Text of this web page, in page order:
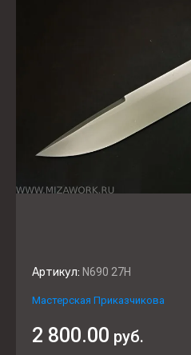
Артикул: N690 27H
Мастерская Приказчикова
2 800.00 руб.